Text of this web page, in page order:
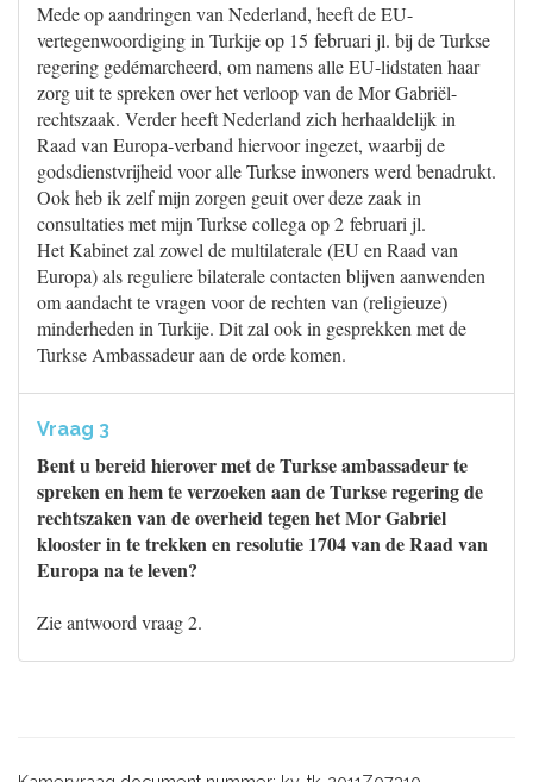
Mede op aandringen van Nederland, heeft de EU-
vertegenwoordiging in Turkije op 15 februari jl. bij de Turkse
regering gedémarcheerd, om namens alle EU-lidstaten haar
zorg uit te spreken over het verloop van de Mor Gabriël-
rechtszaak. Verder heeft Nederland zich herhaaldelijk in
Raad van Europa-verband hiervoor ingezet, waarbij de
godsdienstvrijheid voor alle Turkse inwoners werd benadrukt.
Ook heb ik zelf mijn zorgen geuit over deze zaak in
consultaties met mijn Turkse collega op 2 februari jl.
Het Kabinet zal zowel de multilaterale (EU en Raad van
Europa) als reguliere bilaterale contacten blijven aanwenden
om aandacht te vragen voor de rechten van (religieuze)
minderheden in Turkije. Dit zal ook in gesprekken met de
Turkse Ambassadeur aan de orde komen.
Vraag 3
Bent u bereid hierover met de Turkse ambassadeur te
spreken en hem te verzoeken aan de Turkse regering de
rechtszaken van de overheid tegen het Mor Gabriel
klooster in te trekken en resolutie 1704 van de Raad van
Europa na te leven?
Zie antwoord vraag 2.